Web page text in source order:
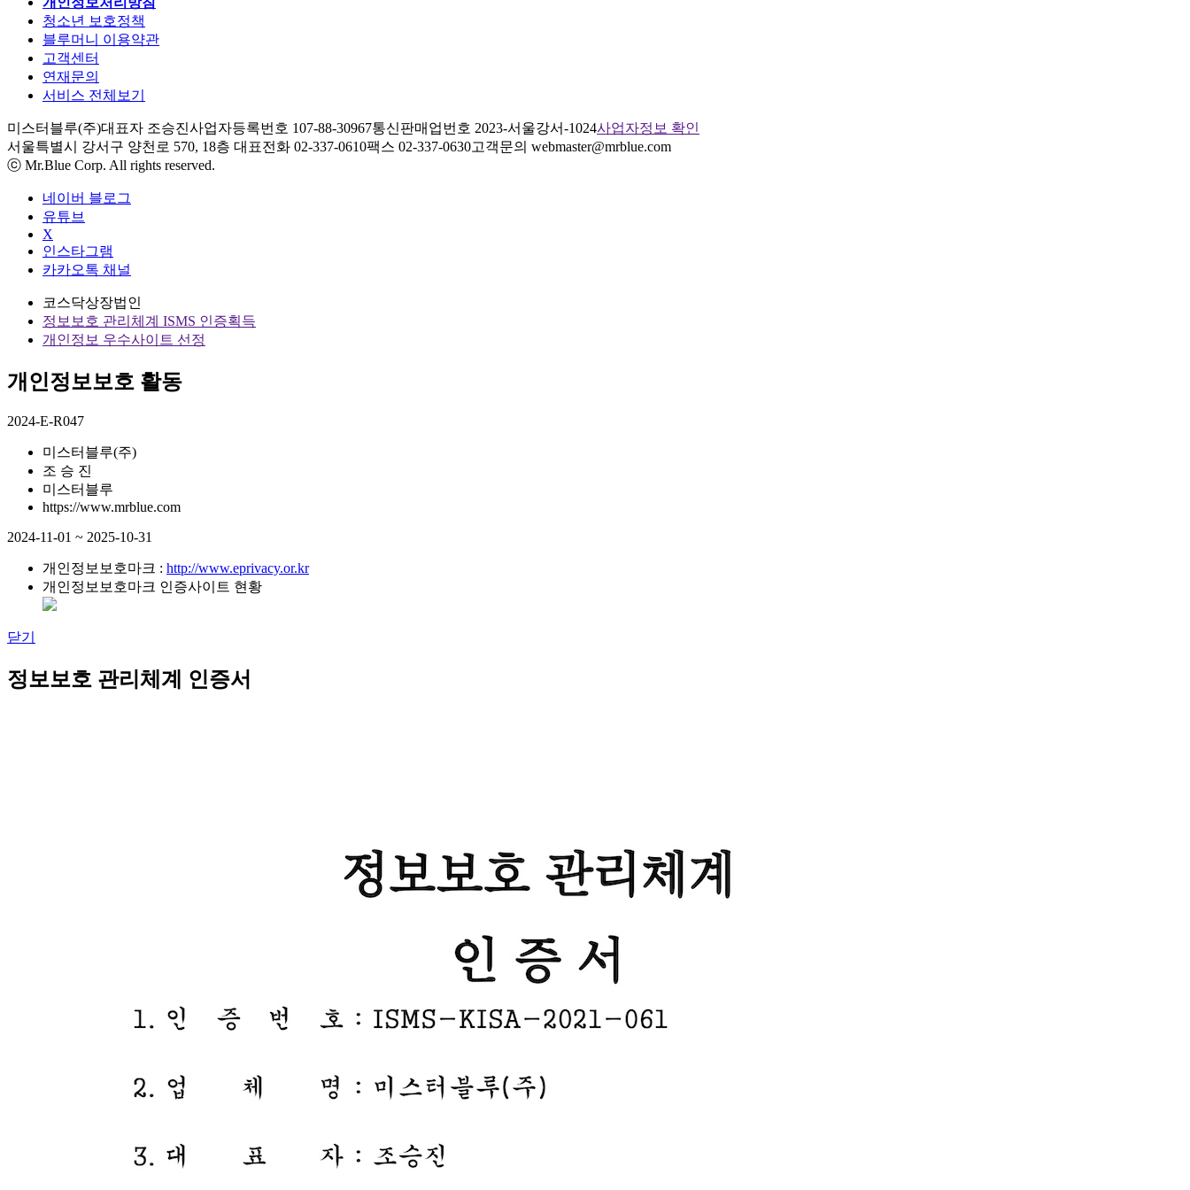
청소년 보호정책
블루머니 이용약관
고객센터
연재문의
서비스 전체보기
미스터블루(주)대표자 조승진사업자등록번호 107-88-30967통신판매업번호 2023-서울강서-1024사업자정보 확인
서울특별시 강서구 양천로 570, 18층 대표전화 02-337-0610팩스 02-337-0630고객문의 webmaster@mrblue.com
ⓒ Mr.Blue Corp. All rights reserved.
네이버 블로그
유튜브
X
인스타그램
카카오톡 채널
코스닥상장법인
정보보호 관리체계 ISMS 인증획득
개인정보 우수사이트 선정
개인정보보호 활동
2024-E-R047
미스터블루(주)
조 승 진
미스터블루
https://www.mrblue.com
2024-11-01 ~ 2025-10-31
개인정보보호마크 : http://www.eprivacy.or.kr
개인정보보호마크 인증사이트 현황
닫기
정보보호 관리체계 인증서